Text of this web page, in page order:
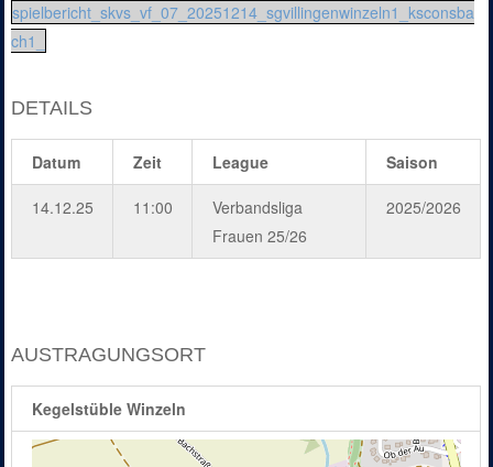
spielbericht_skvs_vf_07_20251214_sgvillingenwinzeln1_ksconsba
ch1_
DETAILS
Datum Zeit League Saison
14.12.25 11:00
Verbandsliga
Frauen 25/26
2025/2026
AUSTRAGUNGSORT
Kegelstüble Winzeln